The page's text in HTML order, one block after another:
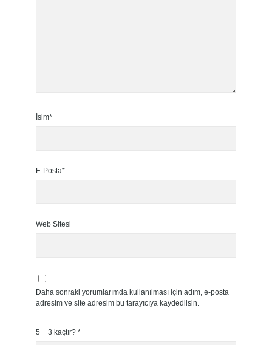
İsim*
E-Posta*
Web Sitesi
Daha sonraki yorumlarımda kullanılması için adım, e-posta
adresim ve site adresim bu tarayıcıya kaydedilsin.
5 + 3 kaçtır? *